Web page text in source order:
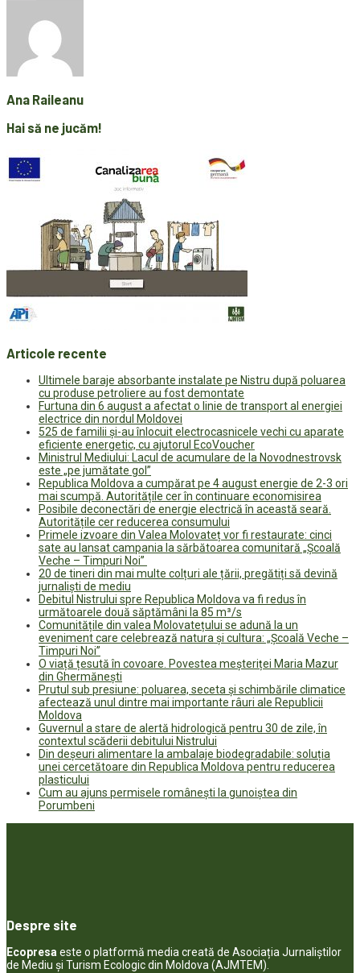
Ana Raileanu
Hai să ne jucăm!
Articole recente
Ultimele baraje absorbante instalate pe Nistru după poluarea
cu produse petroliere au fost demontate
Furtuna din 6 august a afectat o linie de transport al energiei
electrice din nordul Moldovei
525 de familii și-au înlocuit electrocasnicele vechi cu aparate
eficiente energetic, cu ajutorul EcoVoucher
Ministrul Mediului: Lacul de acumulare de la Novodnestrovsk
este „pe jumătate gol”
Republica Moldova a cumpărat pe 4 august energie de 2-3 ori
mai scumpă. Autoritățile cer în continuare economisirea
Posibile deconectări de energie electrică în această seară.
Autoritățile cer reducerea consumului
Primele izvoare din Valea Molovateț vor fi restaurate: cinci
sate au lansat campania la sărbătoarea comunitară „Școală
Veche – Timpuri Noi”
20 de tineri din mai multe colțuri ale țării, pregătiți să devină
jurnaliști de mediu
Debitul Nistrului spre Republica Moldova va fi redus în
următoarele două săptămâni la 85 m³/s
Comunitățile din valea Molovatețului se adună la un
eveniment care celebrează natura și cultura: „Școală Veche –
Timpuri Noi”
O viață țesută în covoare. Povestea meșteriței Maria Mazur
din Ghermănești
Prutul sub presiune: poluarea, seceta și schimbările climatice
afectează unul dintre mai importante râuri ale Republicii
Moldova
Guvernul a stare de alertă hidrologică pentru 30 de zile, în
contextul scăderii debitului Nistrului
Din deșeuri alimentare la ambalaje biodegradabile: soluția
unei cercetătoare din Republica Moldova pentru reducerea
plasticului
Cum au ajuns permisele românești la gunoiștea din
Porumbeni
Despre site
Ecopresa este o platformă media creată de Asociația Jurnaliștilor
de Mediu și Turism Ecologic din Moldova (AJMTEM).